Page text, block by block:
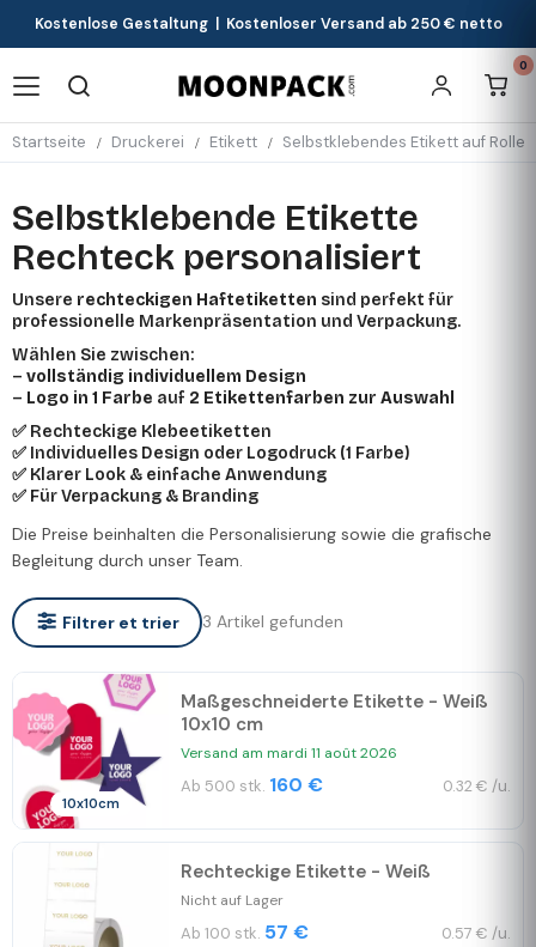
Kostenlose Gestaltung | Kostenloser Versand ab 250 € netto
0
Startseite Druckerei Etikett Selbstklebendes Etikett auf Rollen
Selbstklebende Etikette
Rechteck personalisiert
Unsere rechteckigen Haftetiketten sind perfekt für
professionelle Markenpräsentation und Verpackung.
Wählen Sie zwischen:
– vollständig individuellem Design
– Logo in 1 Farbe auf 2 Etikettenfarben zur Auswahl
✅ Rechteckige Klebeetiketten
✅ Individuelles Design oder Logodruck (1 Farbe)
✅ Klarer Look & einfache Anwendung
✅ Für Verpackung & Branding
Die Preise beinhalten die Personalisierung sowie die grafische
Begleitung durch unser Team.
Filtrer et trier 3 Artikel gefunden
10x10cm
Maßgeschneiderte Etikette - Weiß
10x10 cm
Versand am mardi 11 août 2026
Ab 500 stk. 160 € 0.32 € /u.
Rechteckige Etikette - Weiß
Nicht auf Lager
Ab 100 stk. 57 € 0.57 € /u.